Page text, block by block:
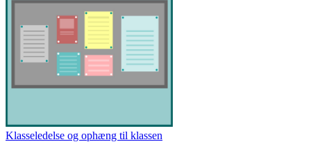
Klasseledelse og ophæng til klassen